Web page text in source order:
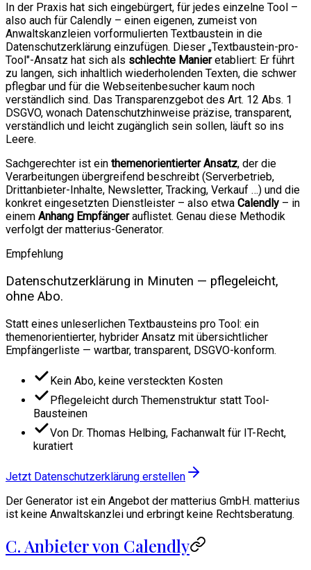
In der Praxis hat sich eingebürgert, für jedes einzelne Tool –
also auch für Calendly – einen eigenen, zumeist von
Anwaltskanzleien vorformulierten Textbaustein in die
Datenschutzerklärung einzufügen. Dieser „Textbaustein-pro-
Tool"-Ansatz hat sich als schlechte Manieretabliert: Er führt
zu langen, sich inhaltlich wiederholenden Texten, die schwer
pflegbar und für die Webseitenbesucher kaum noch
verständlich sind. Das Transparenzgebot des Art. 12 Abs. 1
DSGVO, wonach Datenschutzhinweise präzise, transparent,
verständlich und leicht zugänglich sein sollen, läuft so ins
Leere.
Sachgerechter ist ein themenorientierter Ansatz, der die
Verarbeitungen übergreifend beschreibt (Serverbetrieb,
Drittanbieter-Inhalte, Newsletter, Tracking, Verkauf …) und die
konkret eingesetzten Dienstleister – also etwa Calendly – in
einem Anhang Empfängerauflistet. Genau diese Methodik
verfolgt der matterius-Generator.
Empfehlung
Datenschutzerklärung in Minuten — pflegeleicht,
ohne Abo.
Statt eines unleserlichen Textbausteins pro Tool: ein
themenorientierter, hybrider Ansatz mit übersichtlicher
Empfängerliste — wartbar, transparent, DSGVO-konform.
Kein Abo, keine versteckten Kosten
Pflegeleicht durch Themenstruktur statt Tool-
Bausteinen
Von Dr. Thomas Helbing, Fachanwalt für IT-Recht,
kuratiert
Jetzt Datenschutzerklärung erstellen
Der Generator ist ein Angebot der matterius GmbH. matterius
ist keine Anwaltskanzlei und erbringt keine Rechtsberatung.
C. Anbieter von Calendly